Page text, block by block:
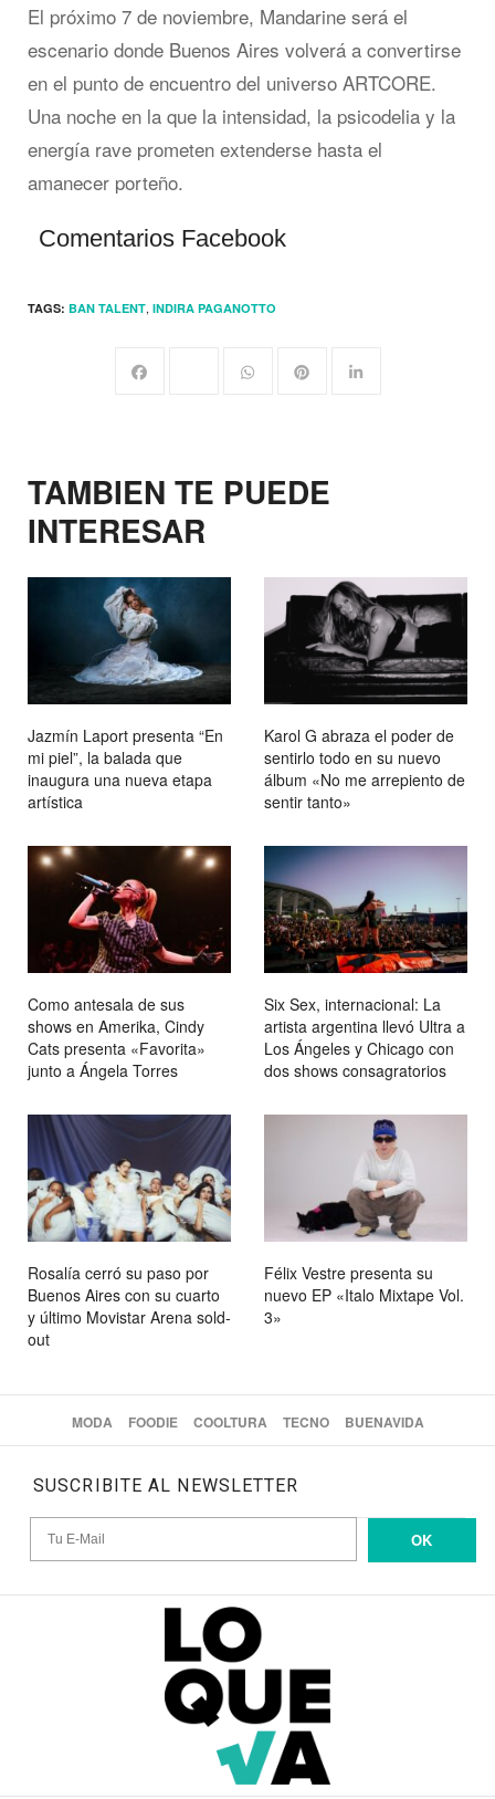
El próximo 7 de noviembre, Mandarine será el
escenario donde Buenos Aires volverá a convertirse
en el punto de encuentro del universo ARTCORE.
Una noche en la que la intensidad, la psicodelia y la
energía rave prometen extenderse hasta el
amanecer porteño.
Comentarios Facebook
TAGS: BAN TALENT, INDIRA PAGANOTTO
TAMBIEN TE PUEDE
INTERESAR
Jazmín Laport presenta “En
mi piel”, la balada que
inaugura una nueva etapa
artística
Karol G abraza el poder de
sentirlo todo en su nuevo
álbum «No me arrepiento de
sentir tanto»
Como antesala de sus
shows en Amerika, Cindy
Cats presenta «Favorita»
junto a Ángela Torres
Six Sex, internacional: La
artista argentina llevó Ultra a
Los Ángeles y Chicago con
dos shows consagratorios
Rosalía cerró su paso por
Buenos Aires con su cuarto
y último Movistar Arena sold-
out
Félix Vestre presenta su
nuevo EP «Italo Mixtape Vol.
3»
MODA FOODIE COOLTURA TECNO BUENAVIDA
SUSCRIBITE AL NEWSLETTER
OK